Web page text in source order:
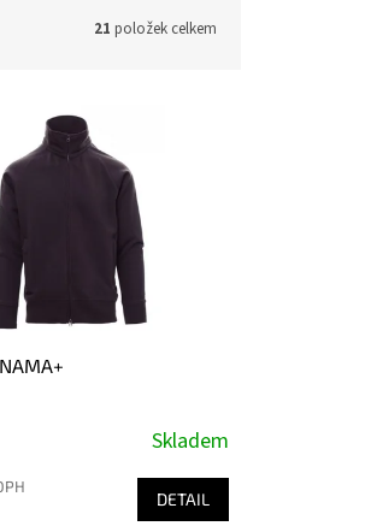
21 položek celkem
Skladem
DETAIL